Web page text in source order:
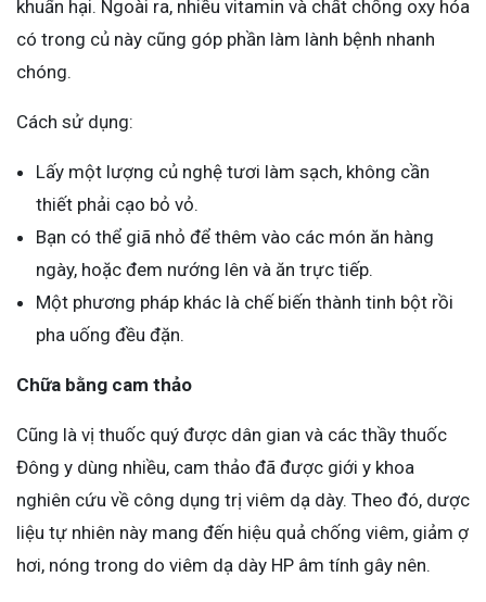
khuẩn hại. Ngoài ra, nhiều vitamin và chất chống oxy hóa
có trong củ này cũng góp phần làm lành bệnh nhanh
chóng.
Cách sử dụng:
Lấy một lượng củ nghệ tươi làm sạch, không cần
thiết phải cạo bỏ vỏ.
Bạn có thể giã nhỏ để thêm vào các món ăn hàng
ngày, hoặc đem nướng lên và ăn trực tiếp.
Một phương pháp khác là chế biến thành tinh bột rồi
pha uống đều đặn.
Chữa bằng cam thảo
Cũng là vị thuốc quý được dân gian và các thầy thuốc
Đông y dùng nhiều, cam thảo đã được giới y khoa
nghiên cứu về công dụng trị viêm dạ dày. Theo đó, dược
liệu tự nhiên này mang đến hiệu quả chống viêm, giảm ợ
hơi, nóng trong do viêm dạ dày HP âm tính gây nên.